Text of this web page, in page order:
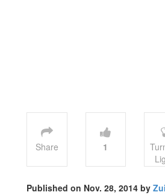
Share 1
Published on Nov. 28, 2014 by